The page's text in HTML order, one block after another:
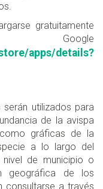
gratuitamente
apps/details?
utilizados para
de la avispa
gráficas de la
a lo largo del
de municipio o
geográfica de los
consultarse a través